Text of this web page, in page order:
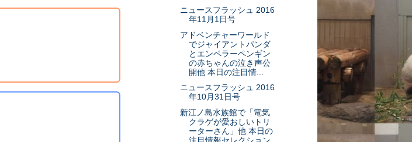
ニュースフラッシュ 2016
年11月1日号
アドベンチャーワールド
でジャイアントパンダ
とエンペラーペンギン
の赤ちゃんの泣き声公
開他 本日の注目情...
ニュースフラッシュ 2016
年10月31日号
新江ノ島水族館で「電気
クラゲが愛おしいトリ
ーターさん」他 本日の
注目情報セレクション